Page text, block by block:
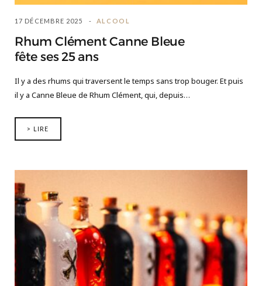
17 DÉCEMBRE 2025 ALCOOL
Rhum Clément Canne Bleue
fête ses 25 ans
Il y a des rhums qui traversent le temps sans trop bouger. Et puis
il y a Canne Bleue de Rhum Clément, qui, depuis…
> LIRE